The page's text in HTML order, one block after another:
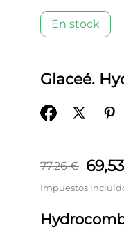
En stock
Glaceé.
77,26 €
Impuestos